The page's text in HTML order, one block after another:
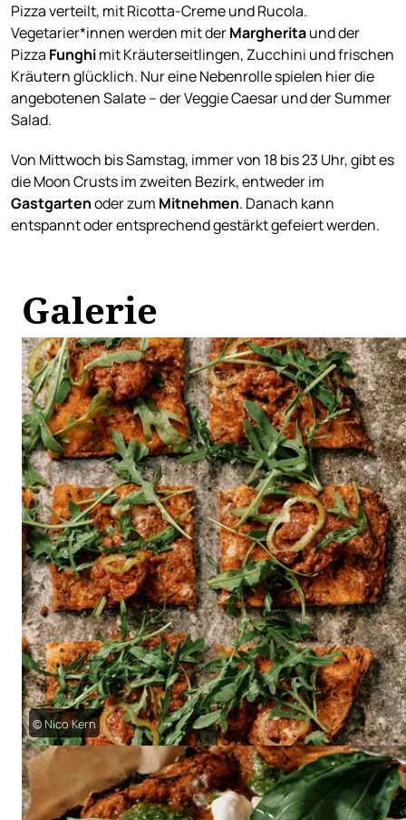
Pizza verteilt, mit Ricotta-Creme und Rucola.
Vegetarier*innen werden mit derMargheritaund der
Pizza Funghimit Kräuterseitlingen, Zucchini und frischen
Kräutern glücklich. Nur eine Nebenrolle spielen hier die
angebotenen Salate – der Veggie Caesar und der Summer
Salad.
Von Mittwoch bis Samstag, immer von 18 bis 23 Uhr, gibt es
die Moon Crusts im zweiten Bezirk, entweder im
Gastgartenoder zum Mitnehmen. Danach kann
entspannt oder entsprechend gestärkt gefeiert werden.
Galerie
© Nico Kern